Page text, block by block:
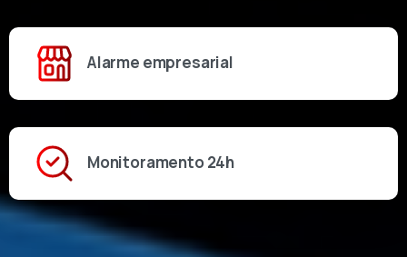
Alarme empresarial
Monitoramento 24h